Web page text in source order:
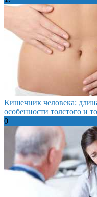
Кишечник человека:
особенности толстого и
0